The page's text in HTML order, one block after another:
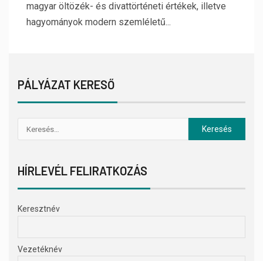
magyar öltözék- és divattörténeti értékek, illetve
hagyományok modern szemléletű...
PÁLYÁZAT KERESŐ
HÍRLEVÉL FELIRATKOZÁS
Keresztnév
Vezetéknév